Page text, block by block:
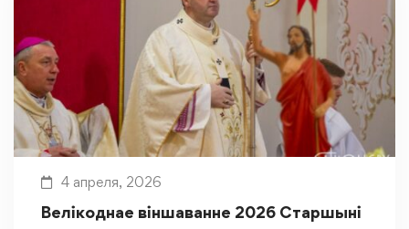
4 апреля, 2026
Велікоднае віншаванне 2026 Старшыні